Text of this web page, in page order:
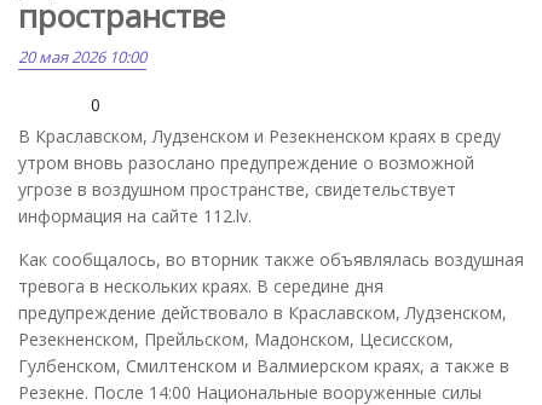
пространстве
20 мая 2026 10:00
0
В Краславском, Лудзенском и Резекненском краях в среду
утром вновь разослано предупреждение о возможной
угрозе в воздушном пространстве, свидетельствует
информация на сайте 112.lv.
Как сообщалось, во вторник также объявлялась воздушная
тревога в нескольких краях. В середине дня
предупреждение действовало в Краславском, Лудзенском,
Резекненском, Прейльском, Мадонском, Цесисском,
Гулбенском, Смилтенском и Валмиерском краях, а также в
Резекне. После 14:00 Национальные вооруженные силы